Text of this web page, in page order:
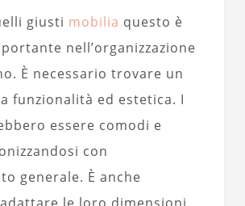
giusti mobilia questo è
nell’organizzazione
È necessario trovare un
funzionalità ed estetica. I
essere comodi e
con
generale. È anche